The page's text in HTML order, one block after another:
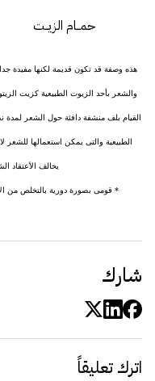
حمــام الزيــت
هذه وصفة قد تكون قديمة لكنها مفيدة
والشعر بأحد الزيوت الطبيعية كزيت
القيام بلف منشفة دافئة حول الشعر
الطبيعية والتى يمكن استعمالها
يخالف الأعتقاد
* قومى بصورة دورية بالتخلص من
شارك
اترك تعليقاً